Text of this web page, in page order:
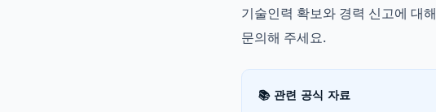
기술인력 확보와 경력 신고에 대
문의해 주세요.
📚 관련 공식 자료